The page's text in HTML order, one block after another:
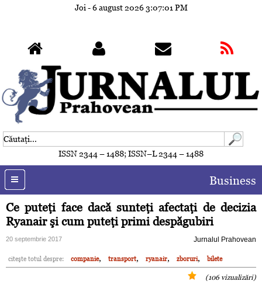
Joi - 6 august 20263:07:04 PM
ISSN 2344 – 1488; ISSN–L 2344 – 1488
Business
Ce puteţi face dacă sunteţi afectaţi de decizia
Ryanair şi cum puteţi primi despăgubiri
20 septembrie 2017 Jurnalul Prahovean
citeşte totul despre: companie, transport, ryanair, zboruri, bilete
(106 vizualizări)